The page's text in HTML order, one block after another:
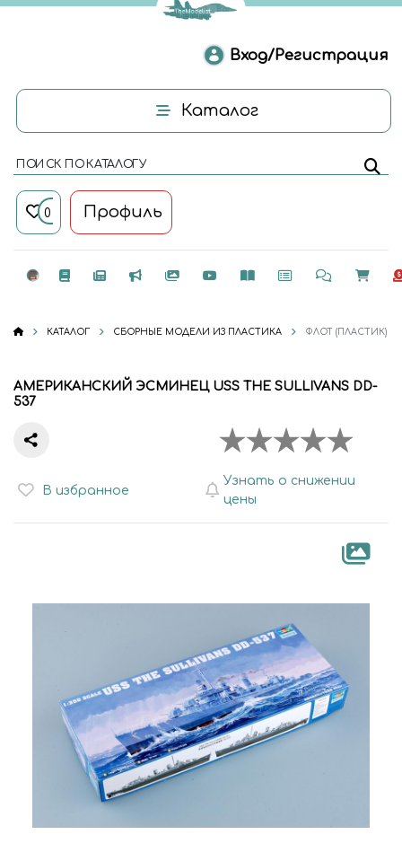
Вход/Регистрация
Каталог
ПОИСК ПО КАТАЛОГУ
0 Профиль
КАТАЛОГ СБОРНЫЕ МОДЕЛИ ИЗ ПЛАСТИКА ФЛОТ (ПЛАСТИК)
АМЕРИКАНСКИЙ ЭСМИНЕЦ USS THE SULLIVANS DD-
537
В избранное
Узнать о снижении
цены